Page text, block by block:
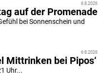
6.8.2026
auf der Promenade
bei Sonnenschein und
6.8.2026
Mittrinken bei Pipos‘
Uhr...